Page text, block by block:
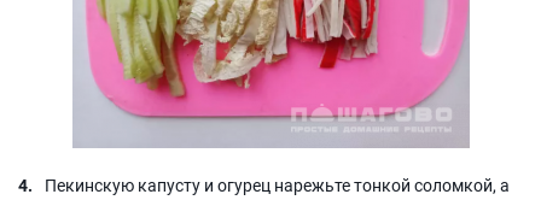
Пекинскую капусту и огурец нарежьте тонкой соломкой, а